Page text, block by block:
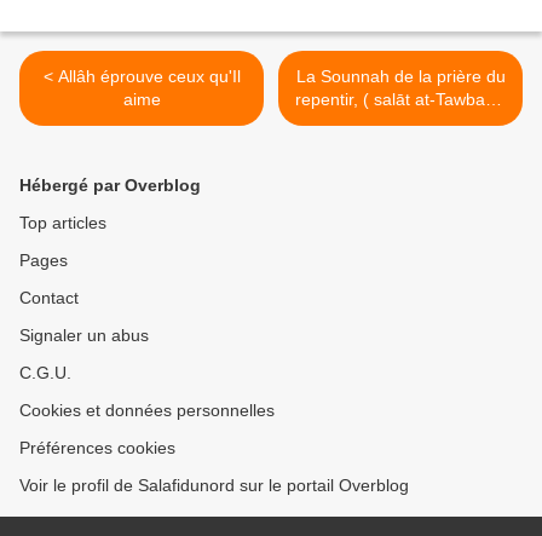
< Allâh éprouve ceux qu'Il
aime
La Sounnah de la prière du
repentir, ( salāt at-Tawbah )
>
Hébergé par Overblog
Top articles
Pages
Contact
Signaler un abus
C.G.U.
Cookies et données personnelles
Préférences cookies
Voir le profil de Salafidunord sur le portail Overblog